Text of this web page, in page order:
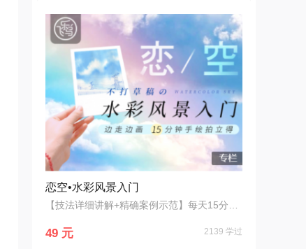
恋空•水彩风景入门
49 元 2139 学过